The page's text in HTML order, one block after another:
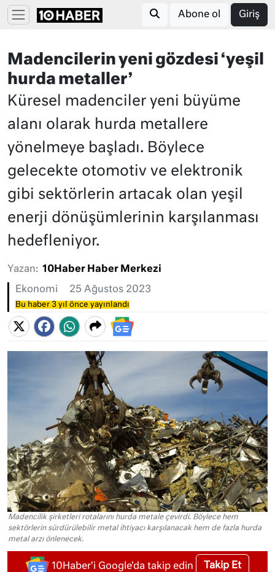
Abone ol Giriş
Madencilerin yeni gözdesi ‘yeşil
hurda metaller’
Küresel madenciler yeni büyüme
alanı olarak hurda metallere
yönelmeye başladı. Böylece
gelecekte otomotiv ve elektronik
gibi sektörlerin artacak olan yeşil
enerji dönüşümlerinin karşılanması
hedefleniyor.
Yazan: 10Haber Haber Merkezi
Ekonomi 25 Ağustos 2023
Bu haber 3 yıl önce yayınlandı
Madencilik şirketleri rotalarını hurda metale çevirdi. Böylece hem
sektörlerin sürdürülebilir metal ihtiyacı karşılanacak hem de fazla hurda
metal arzı önlenecek.
10Haber'i Google'da takip edin Takip Et